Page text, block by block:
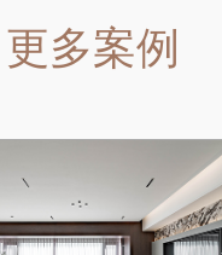
更多案例